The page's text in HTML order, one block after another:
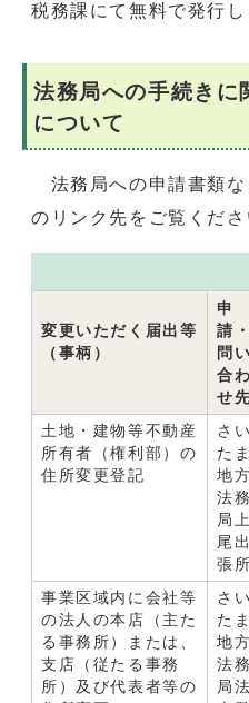
税務課にて無料で発行し
法務局への手続きに
について
法務局への申請書類な
のリンク先をご覧くださ
変更いただく届出等
（事柄）
申
請・
問い
合わ
せ先
土地・建物等不動産
所有者（権利部）の
住所変更登記
さい
たま
地方
法務
局上
尾出
張所
事業区域内に会社等
の法人の本店（主た
る事務所）または、
支店（従たる事務
所）及び代表者等の
さい
たま
地方
法務
局法